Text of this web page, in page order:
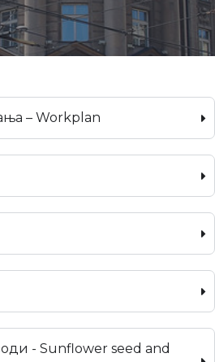
– Workplan
- Sunflower seed and